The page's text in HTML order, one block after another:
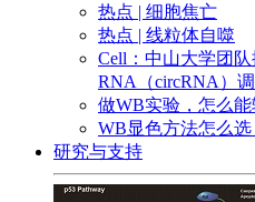
热点 | 细胞焦亡
热点 | 线粒体自噬
Cell：中山大学团
RNA（circRNA）
做WB实验，怎么能
WB显色方法怎么
研究与支持